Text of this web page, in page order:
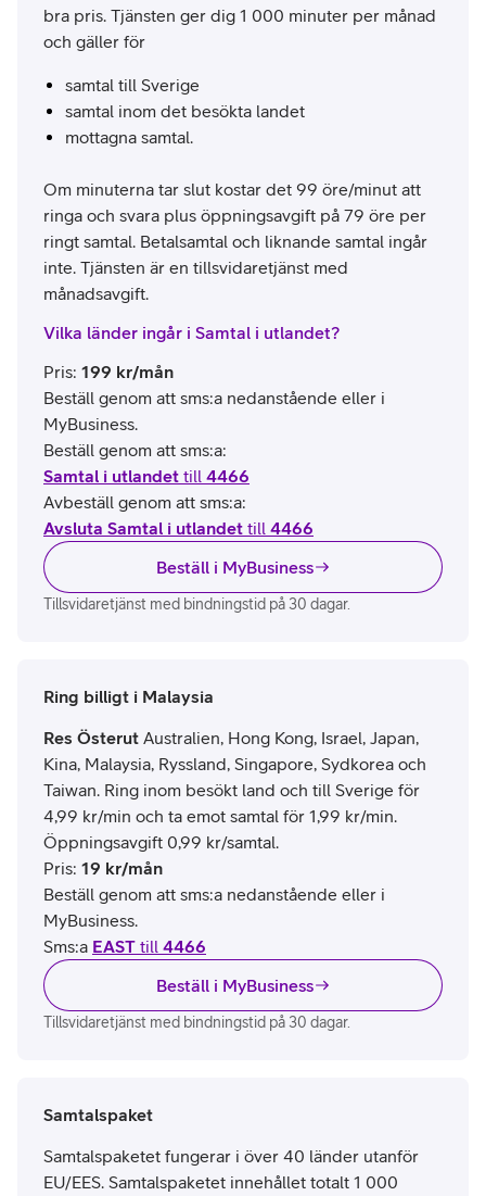
bra pris. Tjänsten ger dig 1 000 minuter per månad
och gäller för
samtal till Sverige
samtal inom det besökta landet
mottagna samtal.
Om minuterna tar slut kostar det 99 öre/minut att
ringa och svara plus öppningsavgift på 79 öre per
ringt samtal. Betalsamtal och liknande samtal ingår
inte. Tjänsten är en tillsvidaretjänst med
månadsavgift.
Vilka länder ingår i Samtal i utlandet?
Pris: 199 kr/mån
Beställ genom att sms:a nedanstående eller i
MyBusiness.
Beställ genom att sms:a:
Samtal i utlandet till 4466
Avbeställ genom att sms:a:
Avsluta Samtal i utlandet till 4466
Beställ i MyBusiness
Tillsvidaretjänst med bindningstid på 30 dagar.
Ring billigt i Malaysia
Res Österut Australien, Hong Kong, Israel, Japan,
Kina, Malaysia, Ryssland, Singapore, Sydkorea och
Taiwan. Ring inom besökt land och till Sverige för
4,99 kr/min och ta emot samtal för 1,99 kr/min.
Öppningsavgift 0,99 kr/samtal.
Pris: 19 kr/mån
Beställ genom att sms:a nedanstående eller i
MyBusiness.
Sms:a EAST till 4466
Beställ i MyBusiness
Tillsvidaretjänst med bindningstid på 30 dagar.
Samtalspaket
Samtalspaketet fungerar i över 40 länder utanför
EU/EES. Samtalspaketet innehållet totalt 1 000